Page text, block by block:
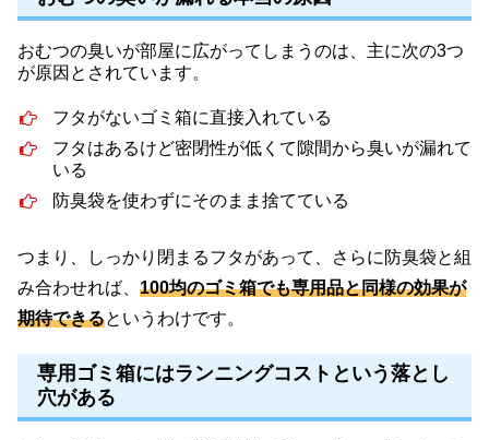
おむつの臭いが部屋に広がってしまうのは、主に次の3つ
が原因とされています。
フタがないゴミ箱に直接入れている
フタはあるけど密閉性が低くて隙間から臭いが漏れて
いる
防臭袋を使わずにそのまま捨てている
つまり、しっかり閉まるフタがあって、さらに防臭袋と組
み合わせれば、 100均のゴミ箱でも専用品と同様の効果が
期待できるというわけです。
専用ゴミ箱にはランニングコストという落とし
穴がある